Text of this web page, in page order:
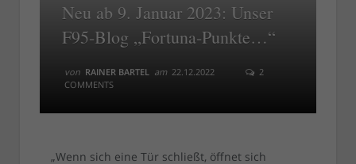
Neu ab 9. Januar 2023: Unser
F95-Blog „Fortuna-Punkte…“
von RAINER BARTEL am 22.12.2022
2
COMMENTS
„Wenn sich eine Tür schließt, öffnet sich